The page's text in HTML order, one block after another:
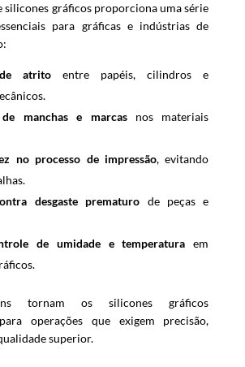
silicones gráficos proporciona uma série
para gráficas e indústrias de
atritoentre papéis, cilindros e
de manchas e marcasnos materiais
no processo de impressão, evitando
desgaste prematuro de peças e
de umidade e temperatura em
tornam os silicones gráficos
operações que exigem precisão,
superior.